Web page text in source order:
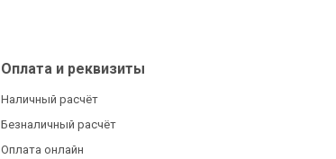
Оплата и реквизиты
Наличный расчёт
Безналичный расчёт
Оплата онлайн